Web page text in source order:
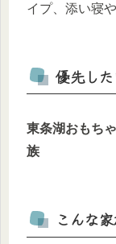
イプ、添い寝
優先し
東条湖おもち
族
こんな